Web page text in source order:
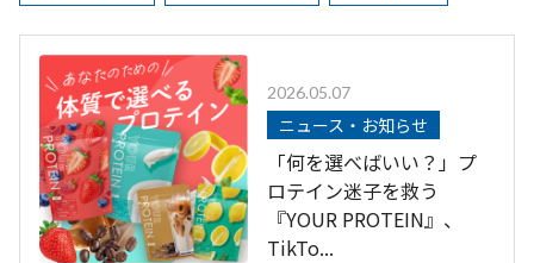
2026.05.07
ニュース・お知らせ
「何を選べばいい？」プ
ロテイン迷子を救う
『YOUR PROTEIN』、
TikTo...